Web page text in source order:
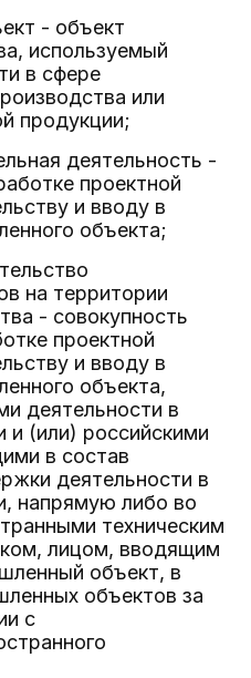
- объект
используемый
в сфере
или
продукции;
деятельность -
проектной
и вводу в
объекта;
на территории
- совокупность
проектной
и вводу в
объекта,
деятельности в
(или) российскими
в состав
деятельности в
напрямую либо во
техническим
лицом, вводящим
объект, в
объектов за
с